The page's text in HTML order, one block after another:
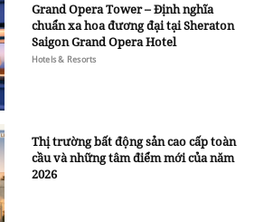
Grand Opera Tower – Định nghĩa
chuẩn xa hoa đương đại tại Sheraton
Saigon Grand Opera Hotel
Hotels & Resorts
Thị trường bất động sản cao cấp toàn
cầu và những tâm điểm mới của năm
2026